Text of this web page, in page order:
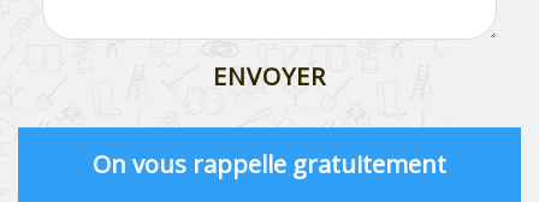
On vous rappelle gratuitement